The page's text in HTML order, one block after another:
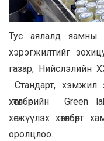
Тус аялалд яамны
хэрэгжилтийг
газар, Нийслэлийн
Стандарт, хэмжил
хөтөлбөрийн Green
хөгжүүлэх
оролцлоо.